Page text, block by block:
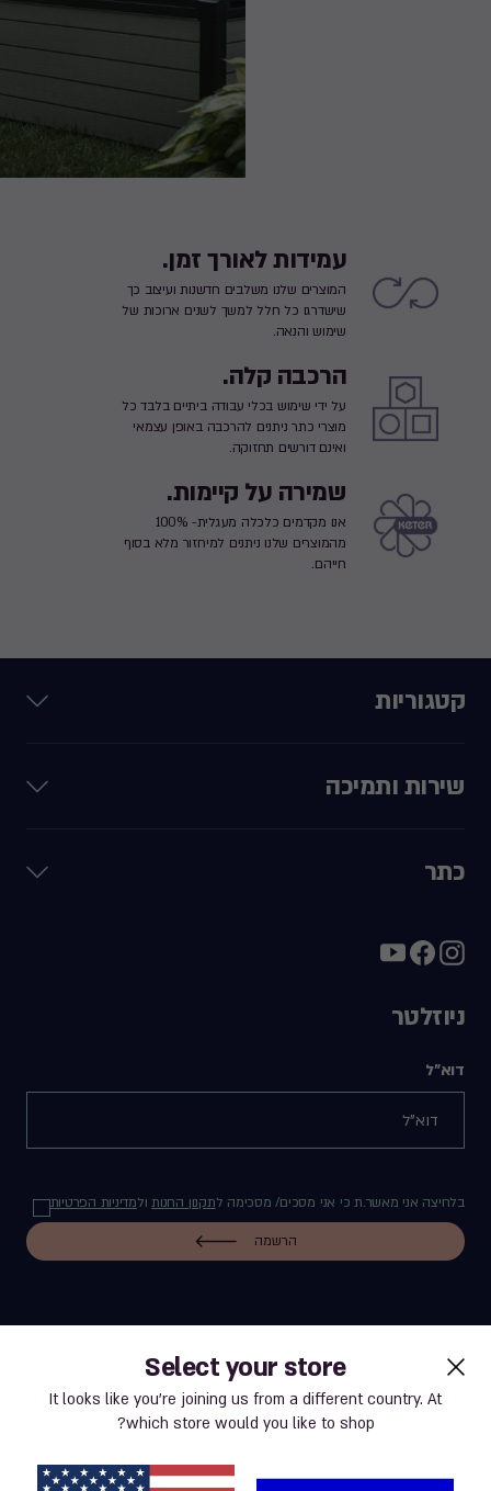
Select your store
It looks like you’re joining us from a different country. At
which store would you like to shop?
עמידות לאורך זמן.
המוצרים שלנו משלבים חדשנות ועיצוב כך
שישדרגו כל חלל למשך לשנים ארוכות של
שימוש והנאה.
הרכבה קלה.
על ידי שימוש בכלי עבודה ביתיים בלבד כל
מוצרי כתר ניתנים להרכבה באופן עצמאי
ואינם דורשים תחזוקה.
שמירה על קיימות.
אנו מקדמים כלכלה מעגלית- 100%
מהמוצרים שלנו ניתנים למיחזור מלא בסוף
חייהם.
קטגוריות
שירות ותמיכה
כתר
ניוזלטר
דוא"ל
בלחיצה אני מאשר.ת כי אני מסכים/ מסכימה לתקנון החנותולמדיניות הפרטיות
הרשמה
label.payment